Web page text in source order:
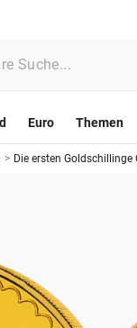
Euro Themen
> Die ersten Goldschillinge